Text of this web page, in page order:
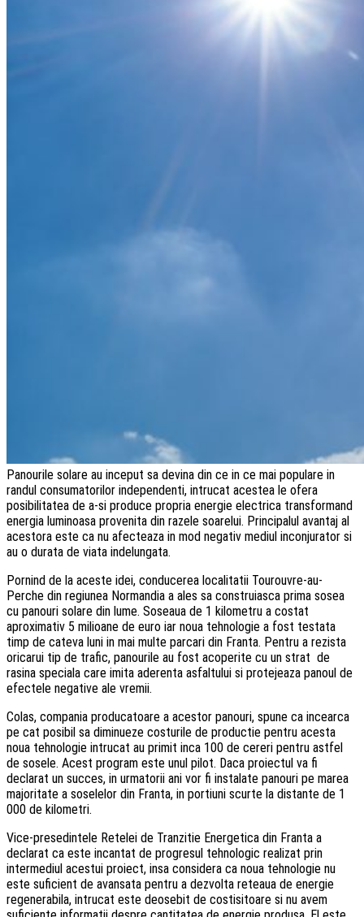
Panourile solare au inceput sa devina din ce in ce mai populare in
randul consumatorilor independenti, intrucat acestea le ofera
posibilitatea de a-si produce propria energie electrica transformand
energia luminoasa provenita din razele soarelui. Principalul avantaj al
acestora este ca nu afecteaza in mod negativ mediul inconjurator si
au o durata de viata indelungata.
Pornind de la aceste idei, conducerea localitatii Tourouvre-au-
Perche din regiunea Normandia a ales sa construiasca prima sosea
cu panouri solare din lume. Soseaua de 1 kilometru a costat
aproximativ 5 milioane de euro iar noua tehnologie a fost testata
timp de cateva luni in mai multe parcari din Franta. Pentru a rezista
oricarui tip de trafic, panourile au fost acoperite cu un strat de
rasina speciala care imita aderenta asfaltului si protejeaza panoul de
efectele negative ale vremii.
Colas, compania producatoare a acestor panouri, spune ca incearca
pe cat posibil sa diminueze costurile de productie pentru acesta
noua tehnologie intrucat au primit inca 100 de cereri pentru astfel
de sosele. Acest program este unul pilot. Daca proiectul va fi
declarat un succes, in urmatorii ani vor fi instalate panouri pe marea
majoritate a soselelor din Franta, in portiuni scurte la distante de 1
000 de kilometri.
Vice-presedintele Retelei de Tranzitie Energetica din Franta a
declarat ca este incantat de progresul tehnologic realizat prin
intermediul acestui proiect, insa considera ca noua tehnologie nu
este suficient de avansata pentru a dezvolta reteaua de energie
regenerabila, intrucat este deosebit de costisitoare si nu avem